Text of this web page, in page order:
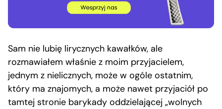
Sam nie lubię lirycznych kawałków, ale
rozmawiałem właśnie z moim przyjacielem,
jednym z nielicznych, może w ogóle ostatnim,
który ma znajomych, a może nawet przyjaciół po
tamtej stronie barykady oddzielającej „wolnych